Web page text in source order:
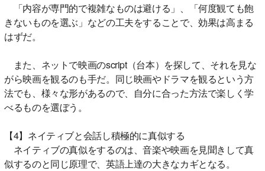
「内容が専門的で複雑なものは避ける」、「何度観ても飽
きないものを選ぶ」などの工夫をすることで、効果は高まる
はずだ。
また、ネットで映画のscript（台本）を探して、それを見な
がら映画を観るのも手だ。同じ映画やドラマを観るという方
法でも、様々な形があるので、自分に合った方法で楽しく学
べるものを選ぼう。
【4】ネイティブと会話し積極的に真似する
ネイティブの真似をするのは、音楽や映画を見聞きして真
似するのと同じ原理で、英語上達の大きなカギとなる。